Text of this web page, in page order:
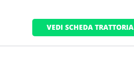
VEDI SCHEDA TRATTORIA